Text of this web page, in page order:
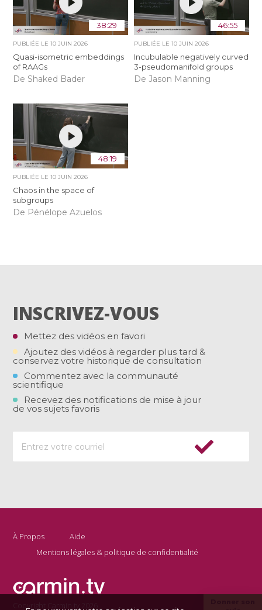
38:29
PUBLIÉE LE10 JUIN 2026
Quasi-isometric embeddings
of RAAGs
De Shaked Bader
46:55
PUBLIÉE LE 10 JUIN 2026
Incubulable negatively curved
3-pseudomanifold groups
De Jason Manning
48:19
PUBLIÉE LE10 JUIN 2026
Chaos in the space of
subgroups
De Pénélope Azuelos
INSCRIVEZ-VOUS
Mettez des vidéos en favori
Ajoutez des vidéos à regarder plus tard &
conservez votre historique de consultation
Commentez avec la communauté
scientifique
Recevez des notifications de mise à jour
de vos sujets favoris
À Propos
Aide
Mentions légales & politique de confidentialité
Copyright Carmin.tv 2026